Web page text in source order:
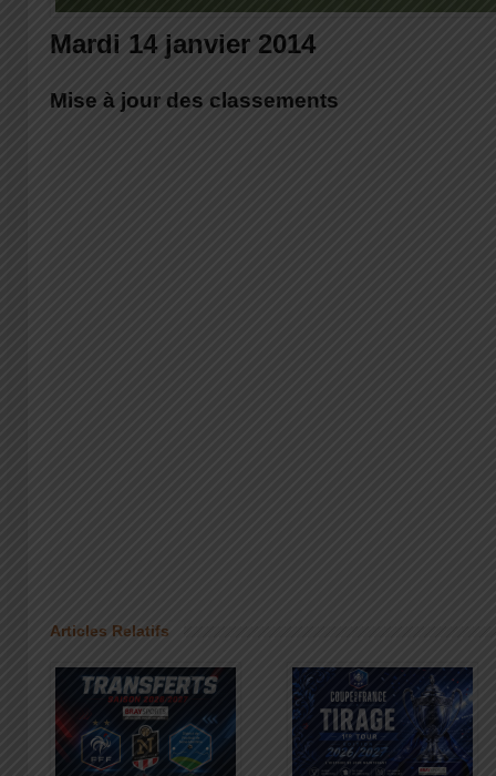
Mardi 14 janvier 2014
Mise à jour des classements
Articles Relatifs